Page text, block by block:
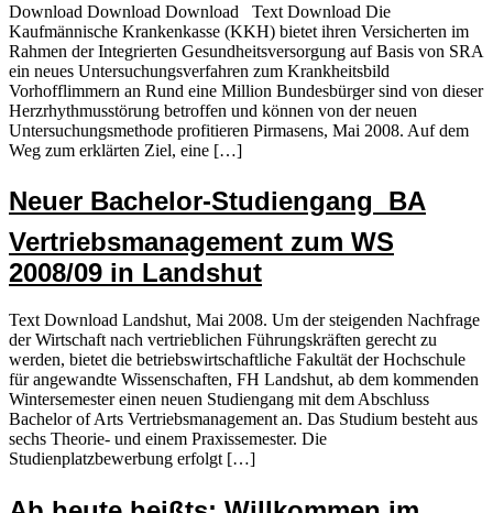
Download Download Download Text Download Die
Kaufmännische Krankenkasse (KKH) bietet ihren Versicherten im
Rahmen der Integrierten Gesundheitsversorgung auf Basis von SRA
ein neues Untersuchungs­verfahren zum Krankheitsbild
Vorhofflimmern an Rund eine Million Bundesbürger sind von dieser
Herzrhythmusstörung betroffen und können von der neuen
Untersuchungsmethode profitieren Pirmasens, Mai 2008. Auf dem
Weg zum erklärten Ziel, eine […]
Neuer Bachelor-Studiengang  BA
Vertriebsmanagement zum WS
2008/09 in Landshut
Text Download Landshut, Mai 2008. Um der steigenden Nachfrage
der Wirtschaft nach vertrieblichen Führungskräften gerecht zu
werden, bietet die betriebswirtschaftliche Fakultät der Hochschule
für angewandte Wissenschaften, FH Landshut, ab dem kommenden
Wintersemester einen neuen Studiengang mit dem Abschluss
Bachelor of Arts Vertriebsmanagement an. Das Studium besteht aus
sechs Theorie- und einem Praxissemester. Die
Studienplatzbewerbung erfolgt […]